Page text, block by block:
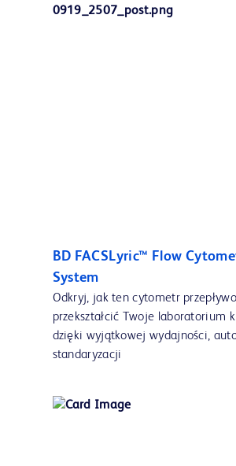
BD FACSLyric™ Flow
System
Odkryj, jak ten cytometr
przekształcić Twoje laboratorium
dzięki wyjątkowej wydajności,
standaryzacji